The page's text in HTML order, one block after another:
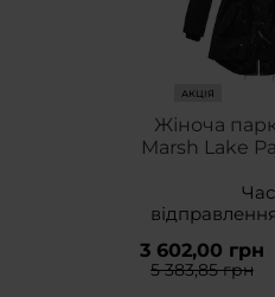
АКЦІЯ
Жіноча
Marsh Lake
Час
3 602,00 грн
5 383,85 грн